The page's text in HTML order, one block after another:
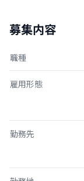
募集内容
職種
雇用形態
勤務先